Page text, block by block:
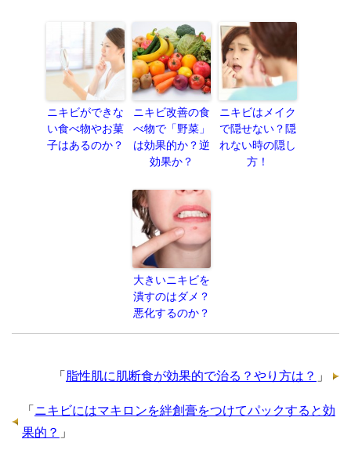
ニキビができな
い食べ物やお菓
子はあるのか？
ニキビ改善の食
べ物で「野菜」
は効果的か？逆
効果か？
ニキビはメイク
で隠せない？隠
れない時の隠し
方！
大きいニキビを
潰すのはダメ？
悪化するのか？
「 脂性肌に肌断食が効果的で治る？やり方は？ 」
「 ニキビにはマキロンを絆創膏をつけてパックすると効
果的？ 」